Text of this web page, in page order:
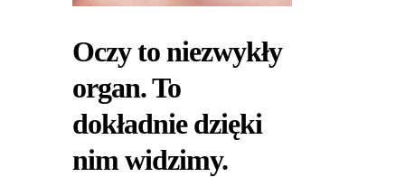
Oczy to niezwykły
organ. To
dokładnie dzięki
nim widzimy.